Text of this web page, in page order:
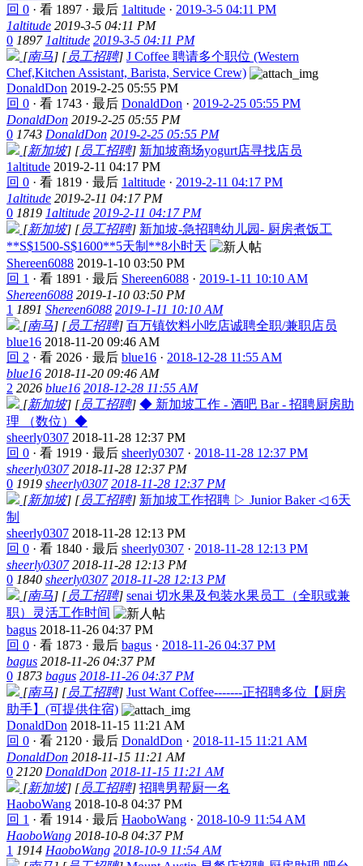
回 0 · 看 1897 · 最后 1altitude · 2019-3-5 04:11 PM
1altitude 2019-3-5 04:11 PM
0 1897 1altitude 2019-3-5 04:11 PM
[南马] [员工招聘] J Coffee 聘请多个职位 (Western
Chef,Kitchen Assistant, Barista, Service Crew)
DonaldDon 2019-2-25 05:55 PM
回 0 · 看 1743 · 最后 DonaldDon · 2019-2-25 05:55 PM
DonaldDon 2019-2-25 05:55 PM
0 1743 DonaldDon 2019-2-25 05:55 PM
[新加坡] [员工招聘] 新加坡商场yogurt店寻找店员
1altitude 2019-2-11 04:17 PM
回 0 · 看 1819 · 最后 1altitude · 2019-2-11 04:17 PM
1altitude 2019-2-11 04:17 PM
0 1819 1altitude 2019-2-11 04:17 PM
[新加坡] [员工招聘] 新加坡-急招聘幼儿园- 厨房煮饭工
**S$1500-S$1600**5天制**8小时天
Shereen6088 2019-1-10 03:50 PM
回 1 · 看 1891 · 最后 Shereen6088 · 2019-1-11 10:10 AM
Shereen6088 2019-1-10 03:50 PM
1 1891 Shereen6088 2019-1-11 10:10 AM
[南马] [员工招聘] 百万镇饮料小吃店诚聘全职/兼职店员
blue16 2018-11-20 09:46 AM
回 2 · 看 2026 · 最后 blue16 · 2018-12-28 11:55 AM
blue16 2018-11-20 09:46 AM
2 2026 blue16 2018-12-28 11:55 AM
[新加坡] [员工招聘] ◆ 新加坡工作 - 酒吧 Bar - 招聘厨房助
理 （数位）◆
sheerly0307 2018-11-28 12:37 PM
回 0 · 看 1919 · 最后 sheerly0307 · 2018-11-28 12:37 PM
sheerly0307 2018-11-28 12:37 PM
0 1919 sheerly0307 2018-11-28 12:37 PM
[新加坡] [员工招聘] 新加坡工作招聘 ▷ Junior Baker ◁ 6天
制
sheerly0307 2018-11-28 12:13 PM
回 0 · 看 1840 · 最后 sheerly0307 · 2018-11-28 12:13 PM
sheerly0307 2018-11-28 12:13 PM
0 1840 sheerly0307 2018-11-28 12:13 PM
[南马] [员工招聘] senai 切水果及包装水果员工（全职或兼
职）灵活工作时间
bagus 2018-11-26 04:37 PM
回 0 · 看 1873 · 最后 bagus · 2018-11-26 04:37 PM
bagus 2018-11-26 04:37 PM
0 1873 bagus 2018-11-26 04:37 PM
[南马] [员工招聘] Just Want Coffee-------正招聘多位【厨房
助手】(可提供住宿)
DonaldDon 2018-11-15 11:21 AM
回 0 · 看 2120 · 最后 DonaldDon · 2018-11-15 11:21 AM
DonaldDon 2018-11-15 11:21 AM
0 2120 DonaldDon 2018-11-15 11:21 AM
[新加坡] [员工招聘] 招聘男帮厨一名
HaoboWang 2018-10-8 04:37 PM
回 1 · 看 1914 · 最后 HaoboWang · 2018-10-9 11:54 AM
HaoboWang 2018-10-8 04:37 PM
1 1914 HaoboWang 2018-10-9 11:54 AM